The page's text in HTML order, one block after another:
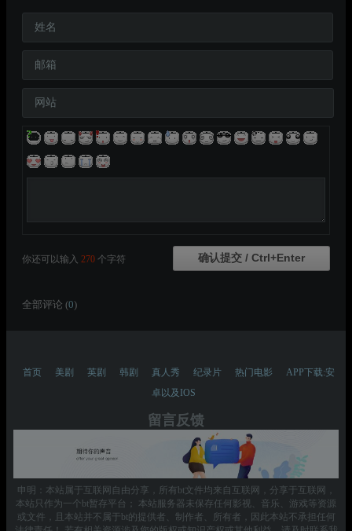
姓名
邮箱
网站
你还可以输入 270 个字符
全部评论 (0)
首页 美剧 英剧 韩剧 真人秀 纪录片 热门电影
APP下载:安
卓以及IOS
留言反馈
申明：本站属于互联网自由分享，所有bt文件均来自互联网，分享于互联网，
本站只作为一个bt暂存平台； 本站服务器未保存任何影视、音乐、游戏等资源
或文件，且本站并不属于bt的提供者、制作者、所有者，因此本站不承担任何